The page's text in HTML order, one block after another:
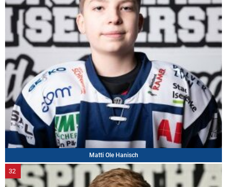
Matti Ole Hanisch
32